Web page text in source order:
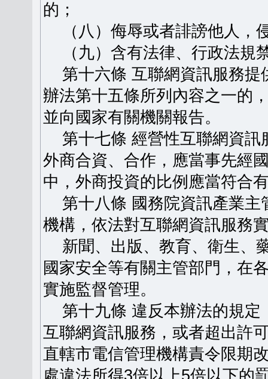
的；
（八）侮辱或者誹謗他人，
（九）含有法律、行政法規
第十六條 互聯網資訊服務提
辦法第十五條所列內容之一的
並向國家有關機關報告。
第十七條 經營性互聯網資訊
外商合資、合作，應當事先經
中，外商投資的比例應當符合
第十八條 國務院資訊產業主
機構，依法對互聯網資訊服務
新聞、出版、教育、衛生、
國家安全等有關主管部門，在
實施監督管理。
第十九條 違反本辦法的規定
互聯網資訊服務，或者超出許
直轄市電信管理機構責令限期
處違法所得3倍以上5倍以下的